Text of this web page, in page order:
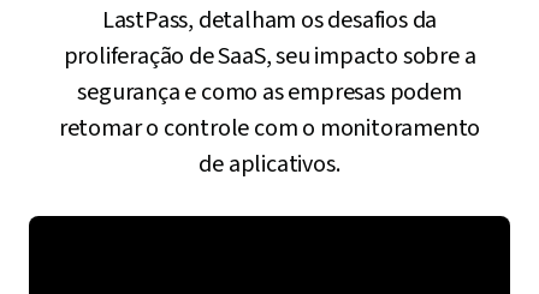
LastPass, detalham os desafios da
proliferação de SaaS, seu impacto sobre a
segurança e como as empresas podem
retomar o controle com o monitoramento
de aplicativos.